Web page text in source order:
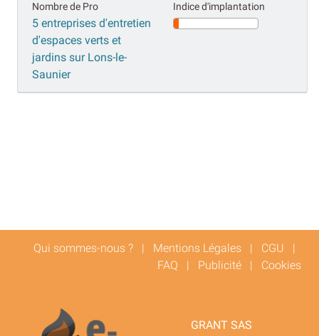
Nombre de Pro
5 entreprises d'entretien
d'espaces verts et
jardins sur Lons-le-
Saunier
Indice d'implantation
Qui sommes-nous ? | Mentions Légales | CGU |
FAQ | Publicité | Cookies
GRANT SAS